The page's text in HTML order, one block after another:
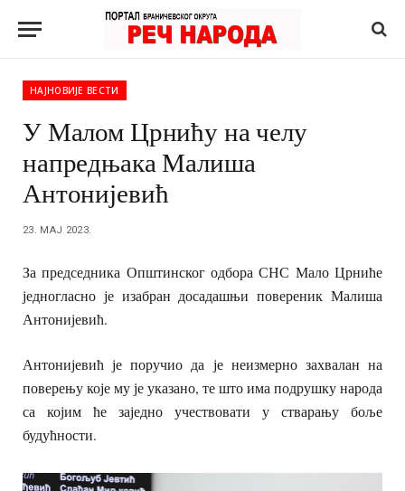
НАЈНОВИЈЕ ВЕСТИ
У Малом Црнићу на челу
напредњака Малиша
Антонијевић
23. МАЈ 2023.
За председника Општинског одбора СНС Мало Црниће
једногласно је изабран досадашњи повереник Малиша
Антонијевић.
Антонијевић је поручио да је неизмерно захвалан на
поверењу које му је указано, те што има подрушку народа
са којим ће заједно учествовати у стварању боље
будућности.